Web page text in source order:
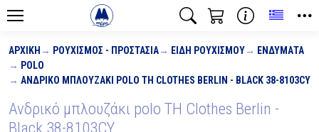
ΑΡΧΙΚΉ ΡΟΥΧΙΣΜΌΣ - ΠΡΟΣΤΑΣΊΑ ΕΊΔΗ ΡΟΥΧΙΣΜΟΎ
ΕΝΔΎΜΑΤΑ
POLO
ΑΝΔΡΙΚΌ ΜΠΛΟΥΖΆΚΙ POLO TH CLOTHES BERLIN - BLACK 38-8103CY
Ανδρικό μπλουζάκι polo TH Clothes Berlin -
Black 38-8103CY